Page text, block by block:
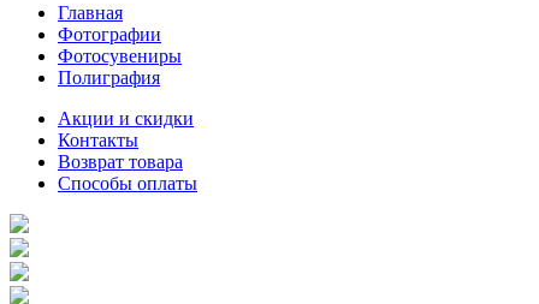
Главная
Фотографии
Фотосувениры
Полиграфия
Акции и скидки
Контакты
Возврат товара
Способы оплаты